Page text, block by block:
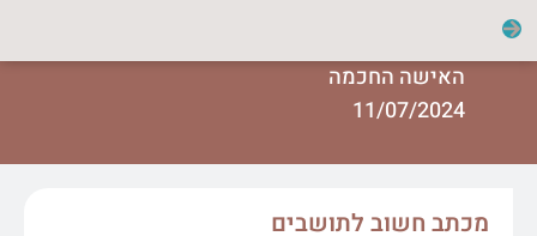
האישה החכמה
11/07/2024
מכתב חשוב לתושבים